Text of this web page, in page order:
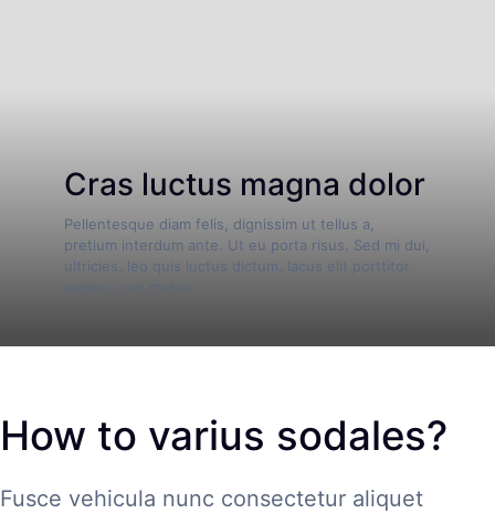
Cras luctus magna dolor
Pellentesque diam felis, dignissim ut tellus a,
pretium interdum ante. Ut eu porta risus. Sed mi dui,
ultricies, leo quis luctus dictum, lacus elit porttitor
How to varius sodales?
Fusce vehicula nunc consectetur aliquet